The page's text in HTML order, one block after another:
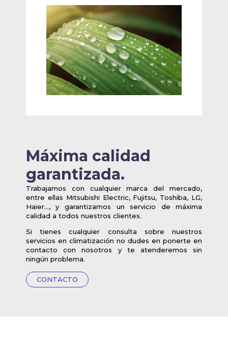
Máxima calidad
garantizada.
Trabajamos con cualquier marca del mercado,
entre ellas Mitsubishi Electric, Fujitsu, Toshiba, LG,
Haier…, y garantizamos un servicio de máxima
calidad a todos nuestros clientes.
Si tienes cualquier consulta sobre nuestros
servicios en climatización no dudes en ponerte en
contacto con nosotros y te atenderemos sin
ningún problema.
CONTACTO